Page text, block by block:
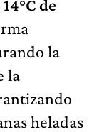
14°C de
la
la
heladas